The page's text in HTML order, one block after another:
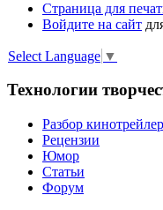
Страница для
Войдите на сайт
Select Language ▼
Технологии
Разбор
Рецензии
Юмор
Статьи
Форум